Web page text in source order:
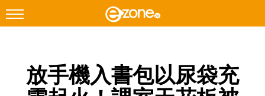
Facebook Instagram
放手機入書包以尿袋充